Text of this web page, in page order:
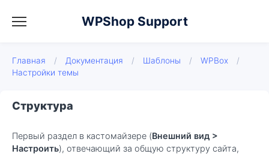
WPShop Support
Главная / Документация / Шаблоны / WPBox
/
Настройки темы
Структура
Первый раздел в кастомайзере (Внешний вид >
Настроить), отвечающий за общую структуру сайта,